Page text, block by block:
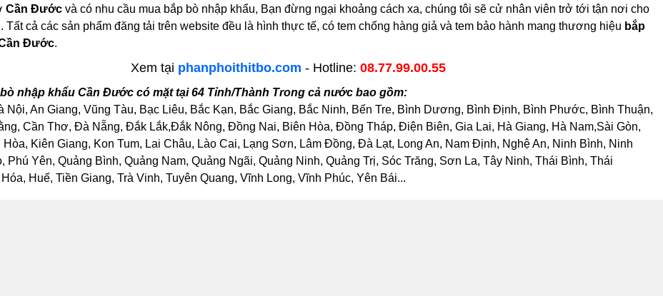
Cần Đướcvà có nhu cầu mua bắp bò nhập khẩu, Bạn đừng ngại khoảng cách xa, chúng tôi sẽ cử nhân viên trở tới tận nơi cho
Tất cả các sản phẩm đăng tải trên website đều là hình thực tế, có tem chống hàng giả và tem bảo hành mang thương hiệu bắp
Đước.
Xem tại phanphoithitbo.com - Hotline:08.77.99.00.55
nhập khẩu Cần Đước có mặt tại 64 Tỉnh/Thành Trong cả nước bao gồm:
Nội, An Giang, Vũng Tàu, Bạc Liêu, Bắc Kạn, Bắc Giang, Bắc Ninh, Bến Tre, Bình Dương, Bình Định, Bình Phước, Bình Thuận,
Cần Thơ, Đà Nẵng, Đắk Lắk,Đắk Nông, Đồng Nai, Biên Hòa, Đồng Tháp, Điện Biên, Gia Lai, Hà Giang, Hà Nam,Sài Gòn,
Kiên Giang, Kon Tum, Lai Châu, Lào Cai, Lạng Sơn, Lâm Đồng, Đà Lạt, Long An, Nam Định, Nghệ An, Ninh Bình, Ninh
Phú Yên, Quảng Bình, Quảng Nam, Quảng Ngãi, Quảng Ninh, Quảng Trị, Sóc Trăng, Sơn La, Tây Ninh, Thái Bình, Thái
Huế, Tiền Giang, Trà Vinh, Tuyên Quang, Vĩnh Long, Vĩnh Phúc, Yên Bái...